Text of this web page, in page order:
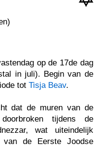
op de 17de dag
in juli). Begin van de
totTisja Beav.
dat de muren van de
tijdens de
wat uiteindelijk
de Eerste Joodse